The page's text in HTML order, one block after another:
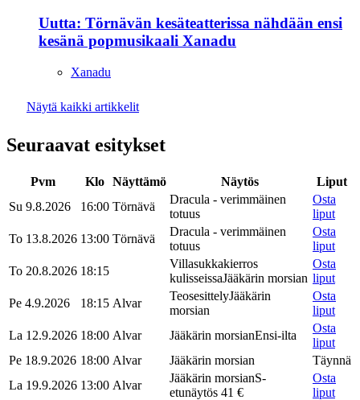
Uutta: Törnävän kesäteatterissa nähdään ensi
kesänä popmusikaali Xanadu
Xanadu
Näytä kaikki artikkelit
Seuraavat esitykset
Pvm Klo Näyttämö Näytös
Liput
Su 9.8.2026
16:00 Törnävä
Dracula - verimmäinen
totuus
Osta
liput
To 13.8.2026 13:00 Törnävä
Dracula - verimmäinen
totuus
Osta
liput
To 20.8.2026 18:15
Villasukkakierros
kulisseissaJääkärin morsian
Osta
liput
Pe 4.9.2026
18:15 Alvar
TeosesittelyJääkärin
morsian
Osta
liput
La 12.9.2026 18:00 Alvar Jääkärin morsianEnsi-ilta
Osta
liput
Pe 18.9.2026 18:00 Alvar Jääkärin morsian
Täynnä
La 19.9.2026 13:00 Alvar
Jääkärin morsianS-
etunäytös 41 €
Osta
liput